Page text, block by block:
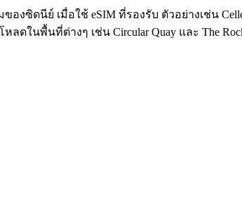
งซิดนีย์ เมื่อใช้ eSIM ที่รองรับ ตัวอย่างเช่น
ดในพื้นที่ต่างๆ เช่น Circular Quay และ The